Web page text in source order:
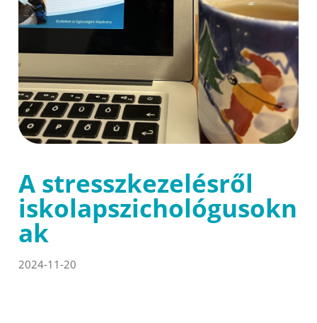
A stresszkezelésről
iskolapszichológusokn
ak
2024-11-20